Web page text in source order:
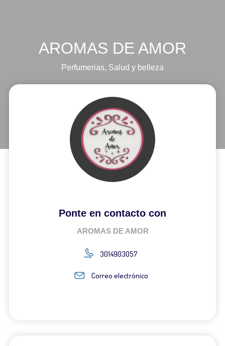
AROMAS DE AMOR
Perfumerias, Salud y belleza
Ponte en contacto con
AROMAS DE AMOR
3014903057
Correo electrónico